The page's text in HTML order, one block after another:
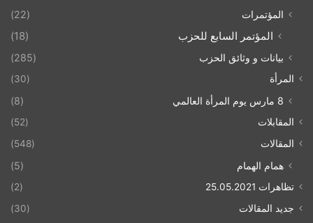
المؤتمرات
(22)
المؤتمر السابع للحزب (18)
بيانات و وثائق الحزب (285)
المرأة (30)
8 مارس يوم المرأة العالمي (8)
المقابلات
(52)
المقالات
(548)
همام الهمام (5)
تظاهرات 25.05.2021
(2)
جديد المقالات
(30)